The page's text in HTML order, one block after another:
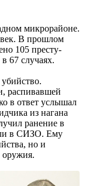
микрорайоне.
В прошлом
105 престу­
67 слу­чаях.
рас­пивавшей
в ответ услышал
из нага­на
ранение в
в СИЗО. Ему
но и
оружия.